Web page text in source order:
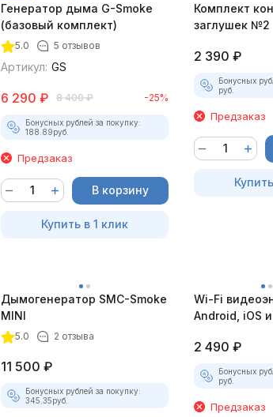
Генератор дыма G-Smoke
(базовый комплект)
5.0 5 отзывов
Артикул: GS
6 290 ₽ 8 400 ₽ -25%
Бонусных рублей за покупку:
188.89руб.
Предзаказ
В корзину
Купить в 1 клик
Комплект
заглушек №2
2 390 ₽
Бонусных
руб.
Предзаказ
Дымогенератор SMC-Smoke
MINI
5.0 2 отзыва
11 500 ₽
Бонусных рублей за покупку:
345.35руб.
Wi-Fi
Android, iOS
2 490 ₽
Бонусных
руб.
Предзаказ